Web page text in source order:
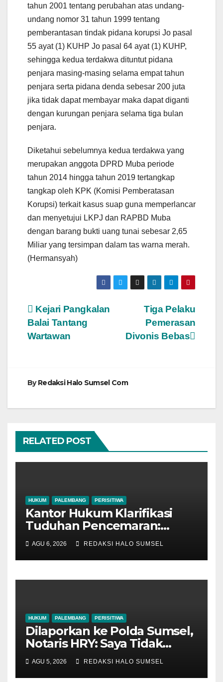
tahun 2001 tentang perubahan atas undang-
undang nomor 31 tahun 1999 tentang
pemberantasan tindak pidana korupsi Jo pasal
55 ayat (1) KUHP Jo pasal 64 ayat (1) KUHP,
sehingga kedua terdakwa dituntut pidana
penjara masing-masing selama empat tahun
penjara serta pidana denda sebesar 200 juta
jika tidak dapat membayar maka dapat diganti
dengan kurungan penjara selama tiga bulan
penjara.
Diketahui sebelumnya kedua terdakwa yang
merupakan anggota DPRD Muba periode
tahun 2014 hingga tahun 2019 tertangkap
tangkap oleh KPK (Komisi Pemberatasan
Korupsi) terkait kasus suap guna memperlancar
dan menyetujui LKPJ dan RAPBD Muba
dengan barang bukti uang tunai sebesar 2,65
Miliar yang tersimpan dalam tas warna merah.
(Hermansyah)
Navigasi
pos
Tiga Pelaku
Pemerasan
Divonis Bebas
Kejari Pangkalan
Balai Tantang
Wartawan
ByRedaksi Halo Sumsel Com
RELATED POST
HUKUM PALEMBANG PERISITIWA
Kantor Hukum Klarifikasi
Tuduhan Pencemaran:
Kasus Notaris HY di
Banyuasin Murni
Keperdataan
AGU 6, 2026 REDAKSI HALO SUMSEL
HUKUM PALEMBANG PERISITIWA
Dilaporkan ke Polda Sumsel,
Notaris HRY: Saya Tidak
Punya Kewenangan Simpan
dan Jual SHM
AGU 5, 2026 REDAKSI HALO SUMSEL